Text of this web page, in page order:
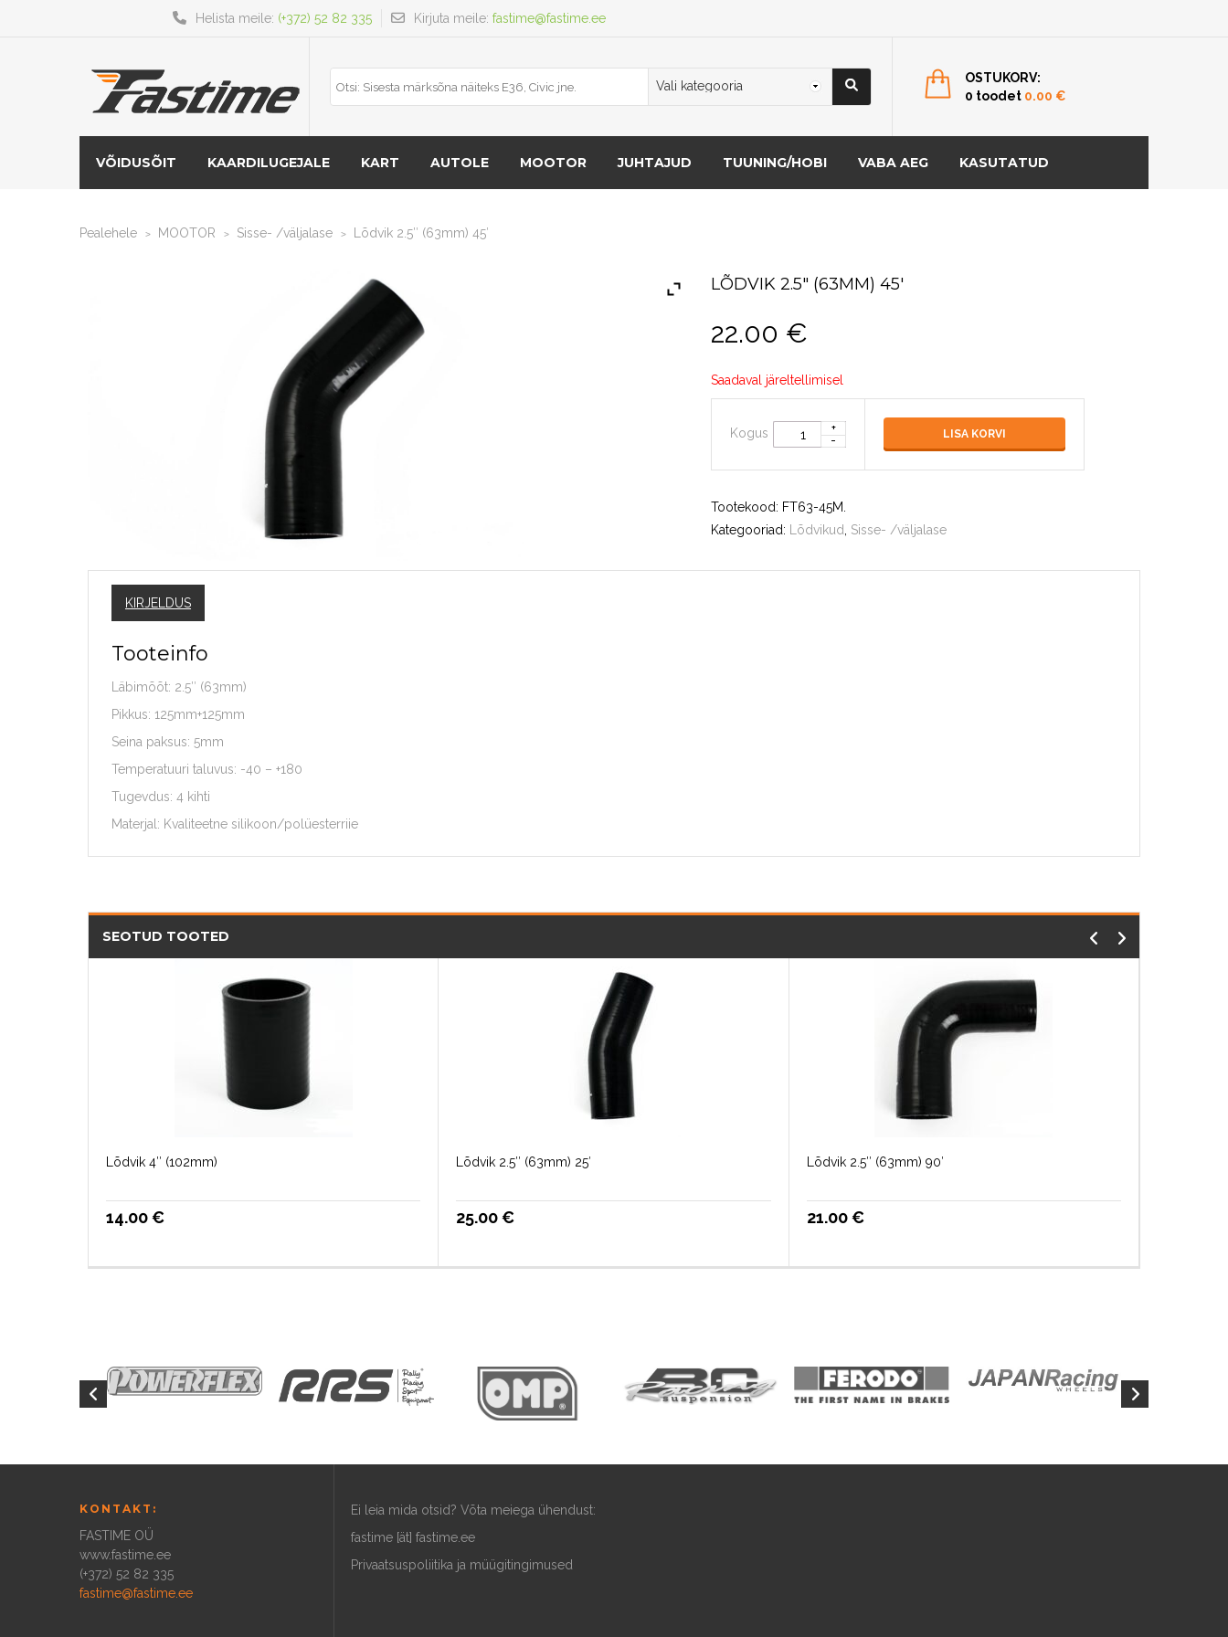
Kirjuta meile: fastime@fastime.ee
Helista meile: (+372) 52 82 335
OSTUKORV:
0 toodet 0.00 €
VÕIDUSÕIT KAARDILUGEJALE KART AUTOLE MOOTOR JUHTAJUD TUUNING/HOBI VABA AEG KASUTATUD
Pealehele > MOOTOR > Sisse- /väljalase > Lõdvik 2.5″ (63mm) 45′
LÕDVIK 2.5″ (63MM) 45′
22.00 €
Saadaval järeltellimisel
Kogus LISA KORVI
Tootekood: FT63-45M
Kategooriad:
Lõdvikud Sisse- /väljalase
KIRJELDUS
Tooteinfo
Läbimõõt: 2.5″ (63mm)
Pikkus: 125mm+125mm
Seina paksus: 5mm
Temperatuuri taluvus: -40 – +180
Tugevdus: 4 kihti
Materjal: Kvaliteetne silikoon/polüesterriie
SEOTUD TOOTED
Lõdvik 4″ (102mm)
14.00€
Lõdvik 2.5″ (63mm) 25′
25.00€
Lõdvik 2.5″ (63mm) 90′
21.00€
KONTAKT:
FASTIME OÜ
www.fastime.ee
(+372) 52 82 335
fastime@fastime.ee
Ei leia mida otsid? Võta meiega ühendust:
fastime [ät] fastime.ee
Privaatsuspoliitika ja müügitingimused